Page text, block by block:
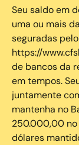
Seu saldo em
uma ou mais
seguradas
https://
de bancos da
em tempos.
juntamente
mantenha no
250.000,00 no
dólares